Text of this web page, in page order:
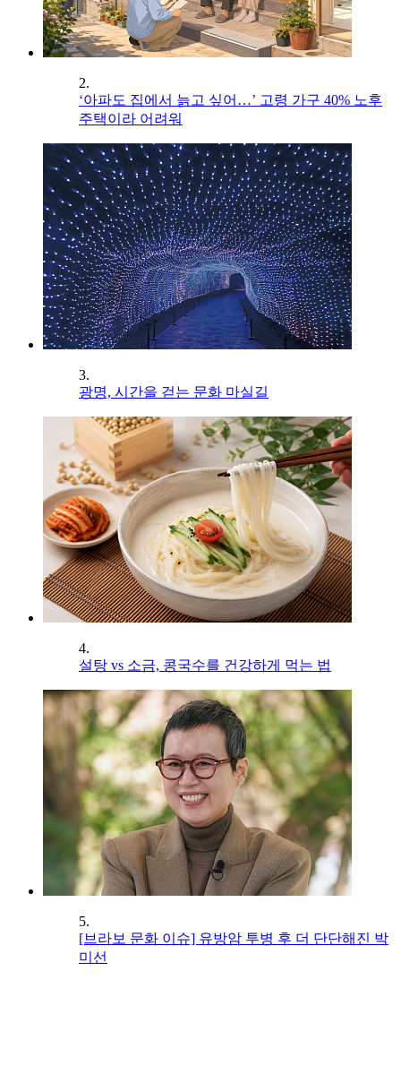
2.
‘아파도 집에서 늙고 싶어…’ 고령 가구 40% 노후
주택이라 어려워
3.
광명, 시간을 걷는 문화 마실길
4.
설탕 vs 소금, 콩국수를 건강하게 먹는 법
5.
[브라보 문화 이슈] 유방암 투병 후 더 단단해진 박
미선